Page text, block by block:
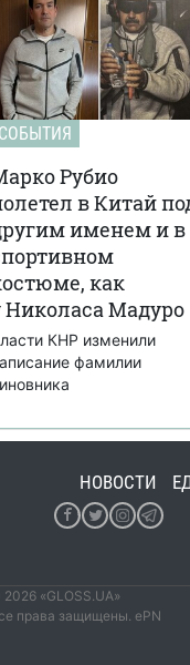
СОБЫТИЯ
Рубио
в Китай
именем и в
как
Николаса Мадуро
КНР изменили
фамилии
НОВОСТИ
«GLOSS.UA»
права защищены. ePN